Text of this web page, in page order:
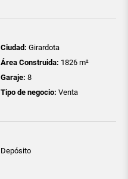
Ciudad: Girardota
Área Construida: 1826 m²
Garaje: 8
Tipo de negocio: Venta
Depósito